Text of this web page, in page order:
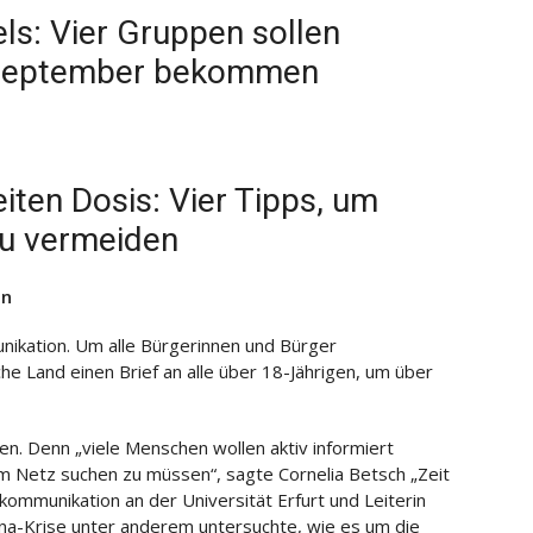
Vier Gruppen sollen
bekommen
Dosis: Vier Tipps, um
vermeiden
Um alle Bürgerinnen und Bürger
Land einen Brief an alle über 18-Jährigen, um über
Denn „viele Menschen wollen aktiv informiert
suchen zu müssen“, sagte Cornelia Betsch „Zeit
an der Universität Erfurt und Leiterin
Krise unter anderem untersuchte, wie es um die